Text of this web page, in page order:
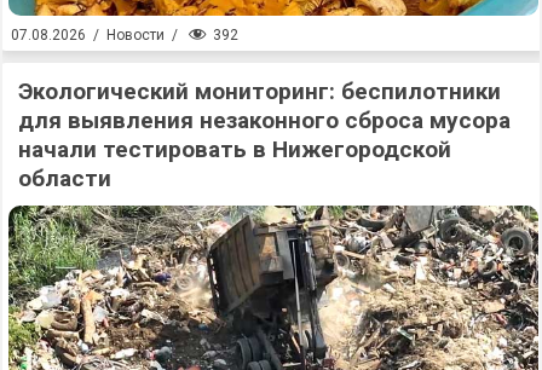
07.08.2026 / Новости / 392
Экологический мониторинг: беспилотники
для выявления незаконного сброса мусора
начали тестировать в Нижегородской
области